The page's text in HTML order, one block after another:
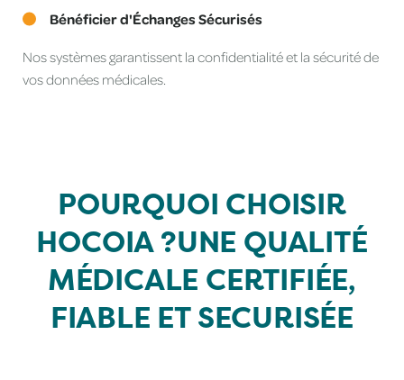
Bénéficier d'Échanges Sécurisés
Nos systèmes garantissent la confidentialité et la sécurité de
vos données médicales.
POURQUOI CHOISIR
HOCOIA ?UNE QUALITÉ
MÉDICALE CERTIFIÉE,
FIABLE ET SECURISÉE